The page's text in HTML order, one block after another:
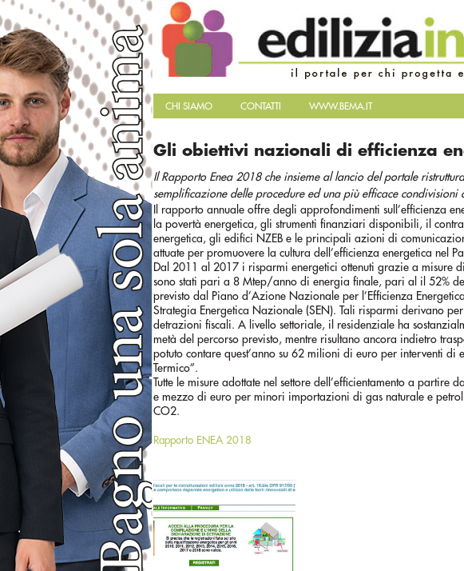
CHI SIAMO CONTATTI WWW.BEMA.IT
Gli obiettivi nazionali di efficienza
Il Rapporto Enea 2018 che insieme al lancio del portale
semplificazione delle procedure ed una più efficace
Il rapporto annuale offre degli approfondimenti sull’efficienza
la povertà energetica, gli strumenti finanziari disponibili, il
energetica, gli edifici NZEB e le principali azioni di
attuate per promuovere la cultura dell’efficienza energetica nel
Dal 2011 al 2017 i risparmi energetici ottenuti grazie a misure
sono stati pari a 8 Mtep/anno di energia finale, pari al il 52%
previsto dal Piano d’Azione Nazionale per l’Efficienza
Strategia Energetica Nazionale (SEN). Tali risparmi derivano
detrazioni fiscali. A livello settoriale, il residenziale ha
metà del percorso previsto, mentre risultano ancora indietro
potuto contare quest’anno su 62 milioni di euro per interventi di
Termico”.
Tutte le misure adottate nel settore dell’efficientamento a
e mezzo di euro per minori importazioni di gas naturale e
CO2.
Rapporto ENEA 2018